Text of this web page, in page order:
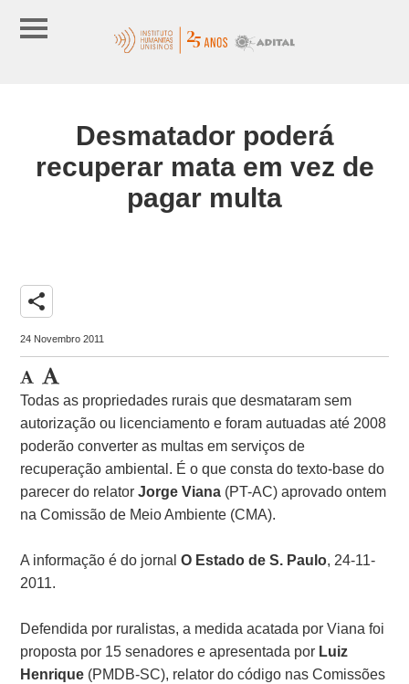
Desmatador poderá
recuperar mata em vez de
pagar multa
share
24 Novembro 2011
Todas as propriedades rurais que desmataram sem
autorização ou licenciamento e foram autuadas até 2008
poderão converter as multas em serviços de
recuperação ambiental. É o que consta do texto-base do
parecer do relatorJorge Viana (PT-AC) aprovado ontem
na Comissão de Meio Ambiente (CMA).
A informação é do jornalO Estado de S. Paulo, 24-11-
2011.
Defendida por ruralistas, a medida acatada por Viana foi
proposta por 15 senadores e apresentada por Luiz
Henrique (PMDB-SC), relator do código nas Comissões